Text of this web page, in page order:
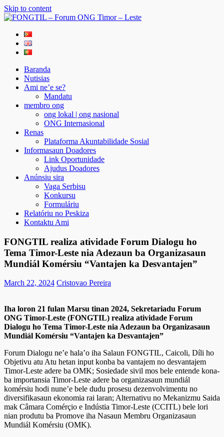
Skip to content
FONGTIL – Forum ONG Timor – Leste
Just another WordPress site
Baranda
Nutisias
Ami ne’e se?
Mandatu
membro ong
ong lokal | ong nasional
ONG Internasional
Renas
Plataforma Akuntabilidade Sosial
Informasaun Doadores
Link Oportunidade
Ajudus Doadores
Anúnsiu sira
Vaga Serbisu
Konkursu
Formuláriu
Relatóriu no Peskiza
Kontaktu Ami
FONGTIL realiza atividade Forum Dialogu ho
Tema Timor-Leste nia Adezaun ba Organizasaun
Mundiál Komérsiu “Vantajen ka Desvantajen”
March 22, 2024 Cristovao Pereira
Iha loron 21 fulan Marsu tinan 2024, Sekretariadu Forum
ONG Timor-Leste (FONGTIL) realiza atividade Forum
Dialogu ho Tema Timor-Leste nia Adezaun ba Organizasaun
Mundiál Komérsiu “Vantajen ka Desvantajen”
Forum Dialogu ne’e hala’o iha Salaun FONGTIL, Caicoli, Díli ho
Objetivu atu Atu hetan input konba ba vantajem no desvantajem
Timor-Leste adere ba OMK; Sosiedade sivil mos bele entende kona-
ba importansia Timor-Leste adere ba organizasaun mundiál
komérsiu hodi nune’e bele dudu prosesu dezenvolvimentu no
diversifikasaun ekonomia rai laran; Alternativu no Mekanizmu Saida
mak Câmara Comérçio e Indústia Timor-Leste (CCITL) bele lori
nian produtu ba Promove iha Nasaun Membru Organizasaun
Mundiál Komérsiu (OMK).